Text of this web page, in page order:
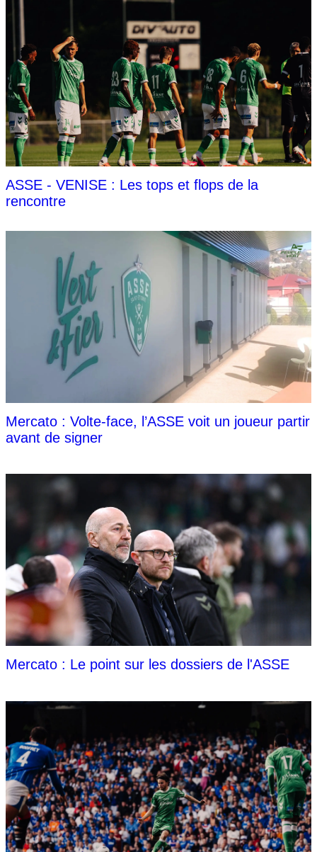
ASSE - VENISE : Les tops et flops de la
rencontre
Mercato : Volte-face, l’ASSE voit un joueur partir
avant de signer
Mercato : Le point sur les dossiers de l'ASSE